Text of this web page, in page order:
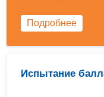
Подробнее
Испытание